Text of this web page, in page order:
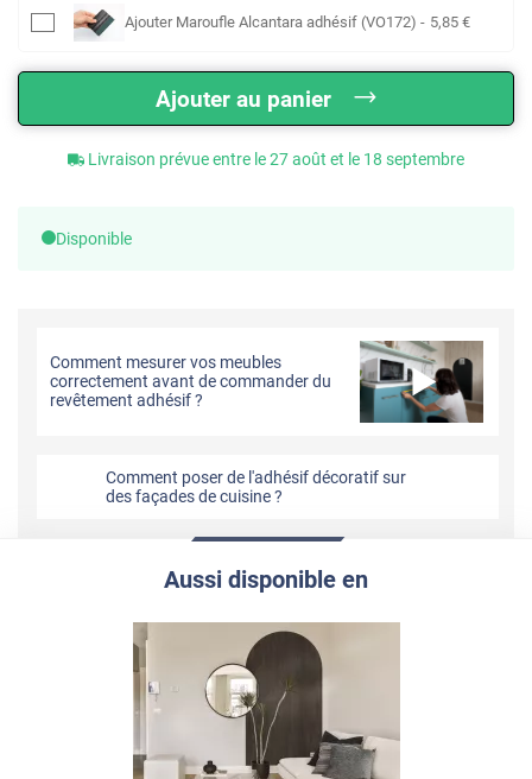
Ajouter Maroufle Alcantara adhésif (VO172) - 5,85 €
Ajouter au panier
Livraison prévue entre le 27 août et le 18 septembre
Disponible
Comment mesurer vos meubles
correctement avant de commander du
revêtement adhésif ?
Comment poser de l'adhésif décoratif sur
des façades de cuisine ?
Aussi disponible en